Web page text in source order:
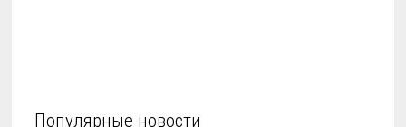
Популярные новости